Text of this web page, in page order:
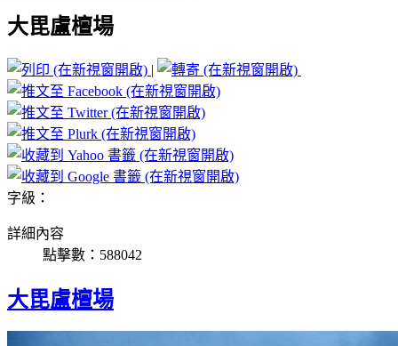
大毘盧檀場
|
字級：
詳細內容
點擊數：588042
大毘盧檀場